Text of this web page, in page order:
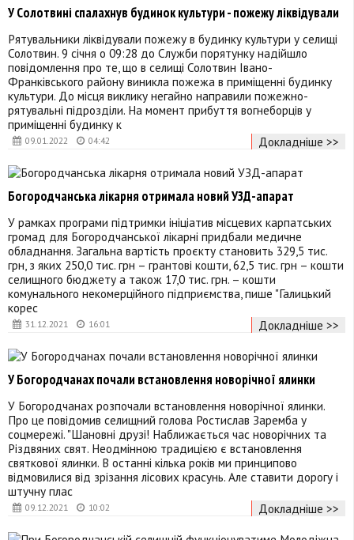
09.01.2022 04:42
У Солотвині спалахнув будинок культури - пожежу ліквідували
Рятувальники ліквідували пожежу в будинку культури у селищі
Солотвин. 9 січня о 09:28 до Служби порятунку надійшло
повідомлення про те, що в селищі Солотвин Івано-
Франківського району виникла пожежа в приміщенні будинку
культури. До місця виклику негайно направили пожежно-
рятувальні підрозділи. На момент прибуття вогнеборців у
приміщенні будинку к
Докладніше >>
31.12.2021 16:01
Богородчанська лікарня отримала новий УЗД-апарат
У рамках програми підтримки ініціатив місцевих карпатських
громад для Богородчанської лікарні придбали медичне
обладнання. Загальна вартість проєкту становить 329,5 тис.
грн, з яких 250,0 тис. грн – грантові кошти, 62,5 тис. грн – кошти
селищного бюджету а також 17,0 тис. грн. – кошти
комунального некомерційного підприємства, пише "Галицький
корес
Докладніше >>
09.12.2021 10:02
У Богородчанах почали встановлення новорічної ялинки
У Богородчанах розпочали встановлення новорічної ялинки.
Про це повідомив селищний голова Ростислав Заремба у
соцмережі. "Шановні друзі! Наближається час новорічних та
Різдвяних свят. Неодмінною традицією є встановлення
святкової ялинки. В останні кілька років ми принципово
відмовилися від зрізання лісових красунь. Але ставити дорогу і
штучну плас
Докладніше >>